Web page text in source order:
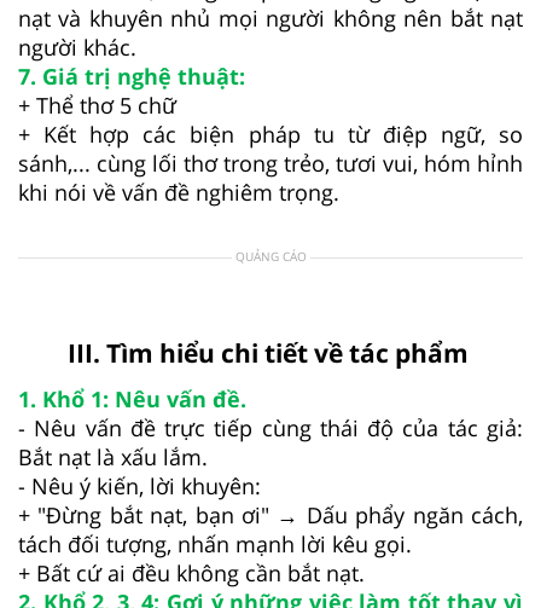
nạt và khuyên nhủ mọi người không nên bắt nạt
người khác.
7. Giá trị nghệ thuật:
+ Thể thơ 5 chữ
+ Kết hợp các biện pháp tu từ điệp ngữ, so
sánh,... cùng lối thơ trong trẻo, tươi vui, hóm hỉnh
khi nói về vấn đề nghiêm trọng.
QUẢNG CÁO
III. Tìm hiểu chi tiết về tác phẩm
1. Khổ 1: Nêu vấn đề.
- Nêu vấn đề trực tiếp cùng thái độ của tác giả:
Bắt nạt là xấu lắm.
- Nêu ý kiến, lời khuyên:
+ "Đừng bắt nạt, bạn ơi" → Dấu phẩy ngăn cách,
tách đối tượng, nhấn mạnh lời kêu gọi.
+ Bất cứ ai đều không cần bắt nạt.